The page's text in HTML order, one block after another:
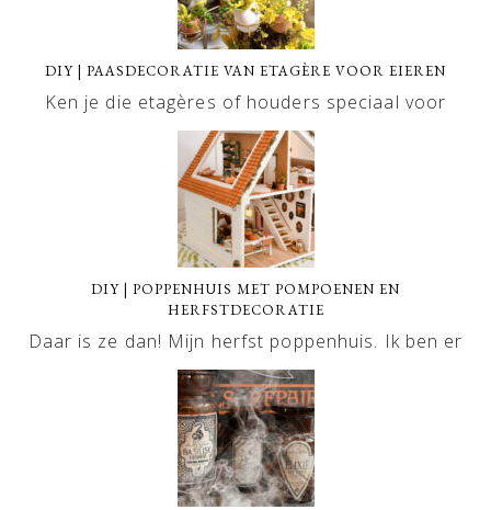
DIY | PAASDECORATIE VAN ETAGÈRE VOOR EIEREN
Ken je die etagères of houders speciaal voor
DIY | POPPENHUIS MET POMPOENEN EN
HERFSTDECORATIE
Daar is ze dan! Mijn herfst poppenhuis. Ik ben er